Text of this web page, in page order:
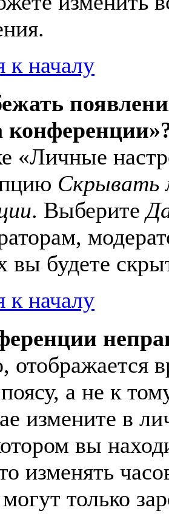
к началу
«Личные
Скрывать
. Выберите
вы будете
к началу
отображается
а не к
измените в
вы
изменять
только